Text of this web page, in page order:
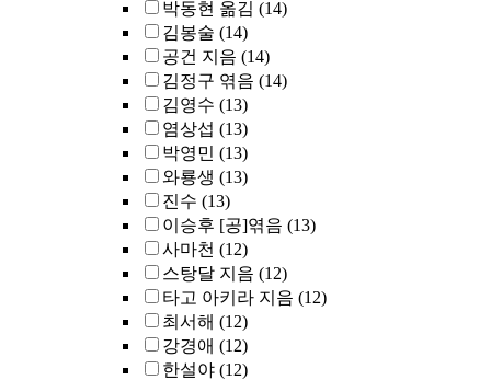
박동현 옮김 (14)
김봉술 (14)
공건 지음 (14)
김정구 엮음 (14)
김영수 (13)
염상섭 (13)
박영민 (13)
와룡생 (13)
진수 (13)
이승후 [공]엮음 (13)
사마천 (12)
스탕달 지음 (12)
타고 아키라 지음 (12)
최서해 (12)
강경애 (12)
한설야 (12)